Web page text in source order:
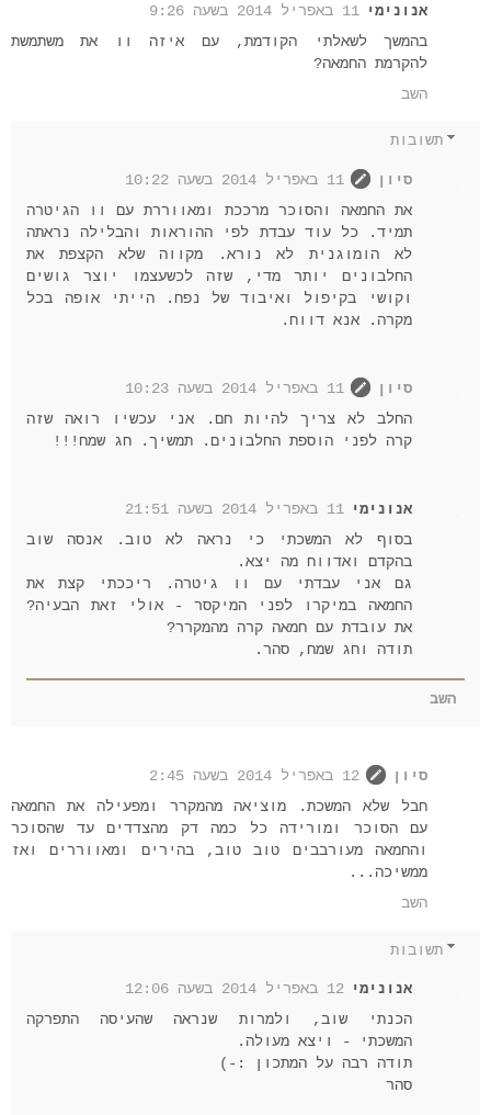
אנונימי 11 באפריל 2014 בשעה 9:26
בהמשך לשאלתי הקודמת, עם איזה וו את משתמשת
להקרמת החמאה?
השב
תשובות
סיון
11 באפריל 2014 בשעה 10:22
את החמאה והסוכר מרככת ומאווררת עם וו הגיטרה
תמיד. כל עוד עבדת לפי ההוראות והבלילה נראתה
לא הומוגנית לא נורא. מקווה שלא הקצפת את
החלבונים יותר מדי, שזה לכשעצמו יוצר גושים
וקושי בקיפול ואיבוד של נפח. הייתי אופה בכל
מקרה. אנא דווח.
סיון
11 באפריל 2014 בשעה 10:23
החלב לא צריך להיות חם. אני עכשיו רואה שזה
קרה לפני הוספת החלבונים. תמשיך. חג שמח!!!
אנונימי 11 באפריל 2014 בשעה 21:51
בסוף לא המשכתי כי נראה לא טוב. אנסה שוב
בהקדם ואדווח מה יצא.
גם אני עבדתי עם וו גיטרה. ריככתי קצת את
החמאה במיקרו לפני המיקסר - אולי זאת הבעיה?
את עובדת עם חמאה קרה מהמקרר?
תודה וחג שמח, סהר.
השב
סיון
12 באפריל 2014 בשעה 2:45
חבל שלא המשכת. מוציאה מהמקרר ומפעילה את החמאה
עם הסוכר ומורידה כל כמה דק מהצדדים עד שהסוכר
והחמאה מעורבבים טוב טוב, בהירים ומאווררים ואז
ממשיכה...
השב
תשובות
אנונימי 12 באפריל 2014 בשעה 12:06
הכנתי שוב, ולמרות שנראה שהעיסה התפרקה
המשכתי - ויצא מעולה.
תודה רבה על המתכון :-)
סהר